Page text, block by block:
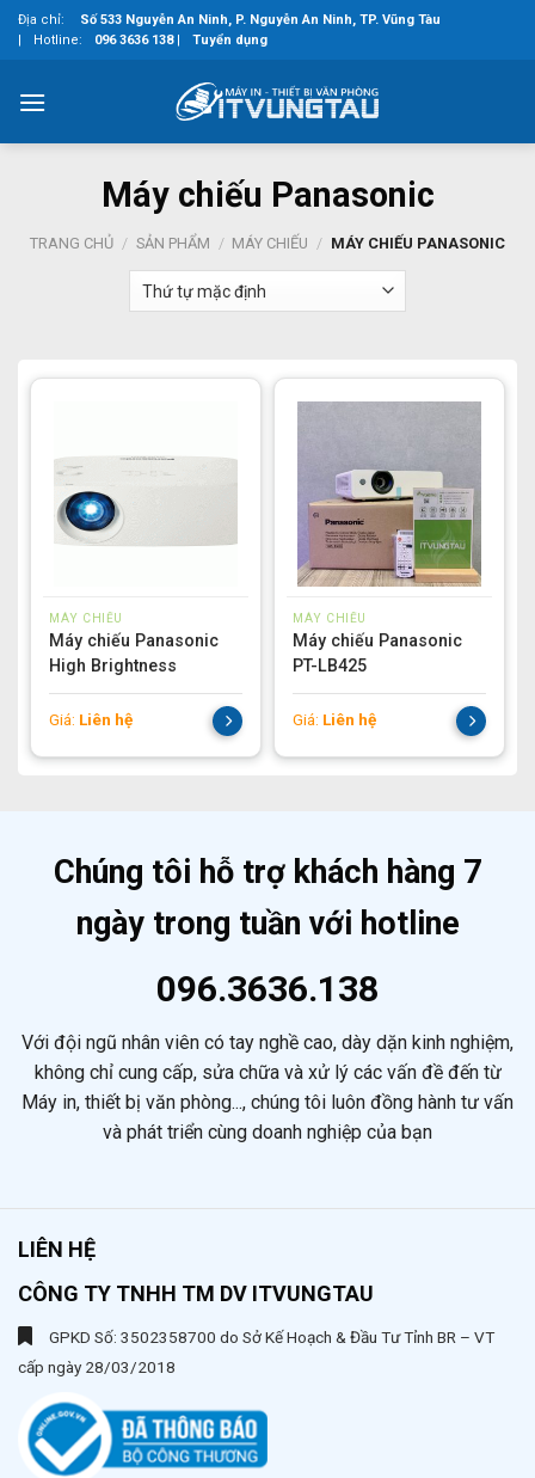
SkipĐịa chỉ:
Số 533 Nguyễn An Ninh, P. Nguyễn An Ninh, TP. Vũng Tàu
|
Hotline: 096 3636 138 | Tuyển dụng
Máy chiếu Panasonic
TRANG CHỦ / SẢN PHẨM / MÁY CHIẾU / MÁY CHIẾU PANASONIC
MÁY CHIẾU
Máy chiếu Panasonic
High Brightness
Giá: Liên hệ
MÁY CHIẾU
Máy chiếu Panasonic
PT-LB425
Giá: Liên hệ
Chúng tôi hỗ trợ khách hàng 7
ngày trong tuần với hotline
096.3636.138
Với đội ngũ nhân viên có tay nghề cao, dày dặn kinh nghiệm,
không chỉ cung cấp, sửa chữa và xử lý các vấn đề đến từ
Máy in, thiết bị văn phòng..., chúng tôi luôn đồng hành tư vấn
và phát triển cùng doanh nghiệp của bạn
LIÊN HỆ
CÔNG TY TNHH TM DV ITVUNGTAU
GPKD Số: 3502358700 do Sở Kế Hoạch & Đầu Tư Tỉnh BR – VT
cấp ngày 28/03/2018